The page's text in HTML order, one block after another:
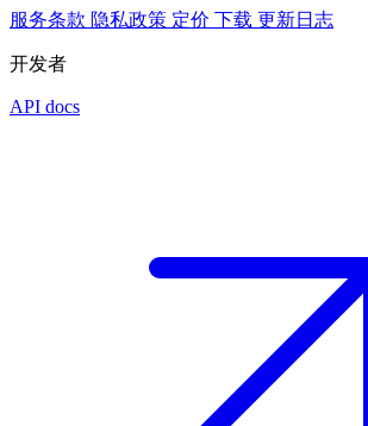
服务条款 隐私政策 定价 下载 更新日志
开发者
API docs